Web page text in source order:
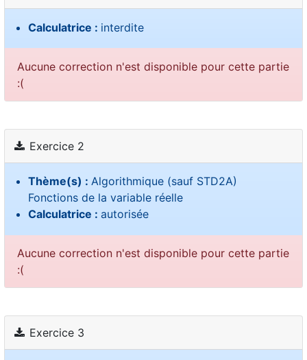
Calculatrice : interdite
Aucune correction n'est disponible pour cette partie
:(
Exercice 2
Thème(s) : Algorithmique (sauf STD2A)
Fonctions de la variable réelle
Calculatrice : autorisée
Aucune correction n'est disponible pour cette partie
:(
Exercice 3